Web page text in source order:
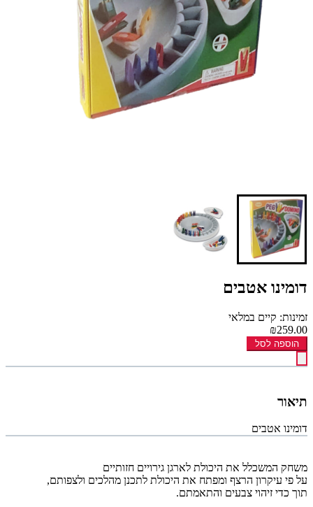
דומינו אטבים
זמינות: קיים במלאי
₪259.00
הוספה לסל
תיאור
דומינו אטבים
משחק המשכלל את היכולת לארגן גירויים חזותיים
על פי עיקרון הרצף ומפתח את היכולת לתכנן מהלכים ולצפותם,
תוך כדי זיהוי צבעים והתאמתם.